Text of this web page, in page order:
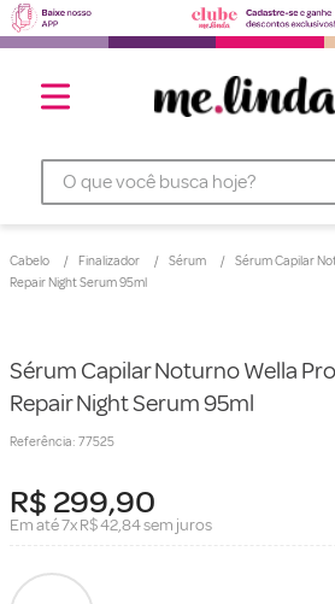
O que você busca hoje?
Cabelo Finalizador Sérum
Sérum Capilar
Repair Night Serum 95ml
Sérum Capilar Noturno Wella
Repair Night Serum 95ml
Referência: 77525
R$ 299,90
Em até7xR$42,84sem juros